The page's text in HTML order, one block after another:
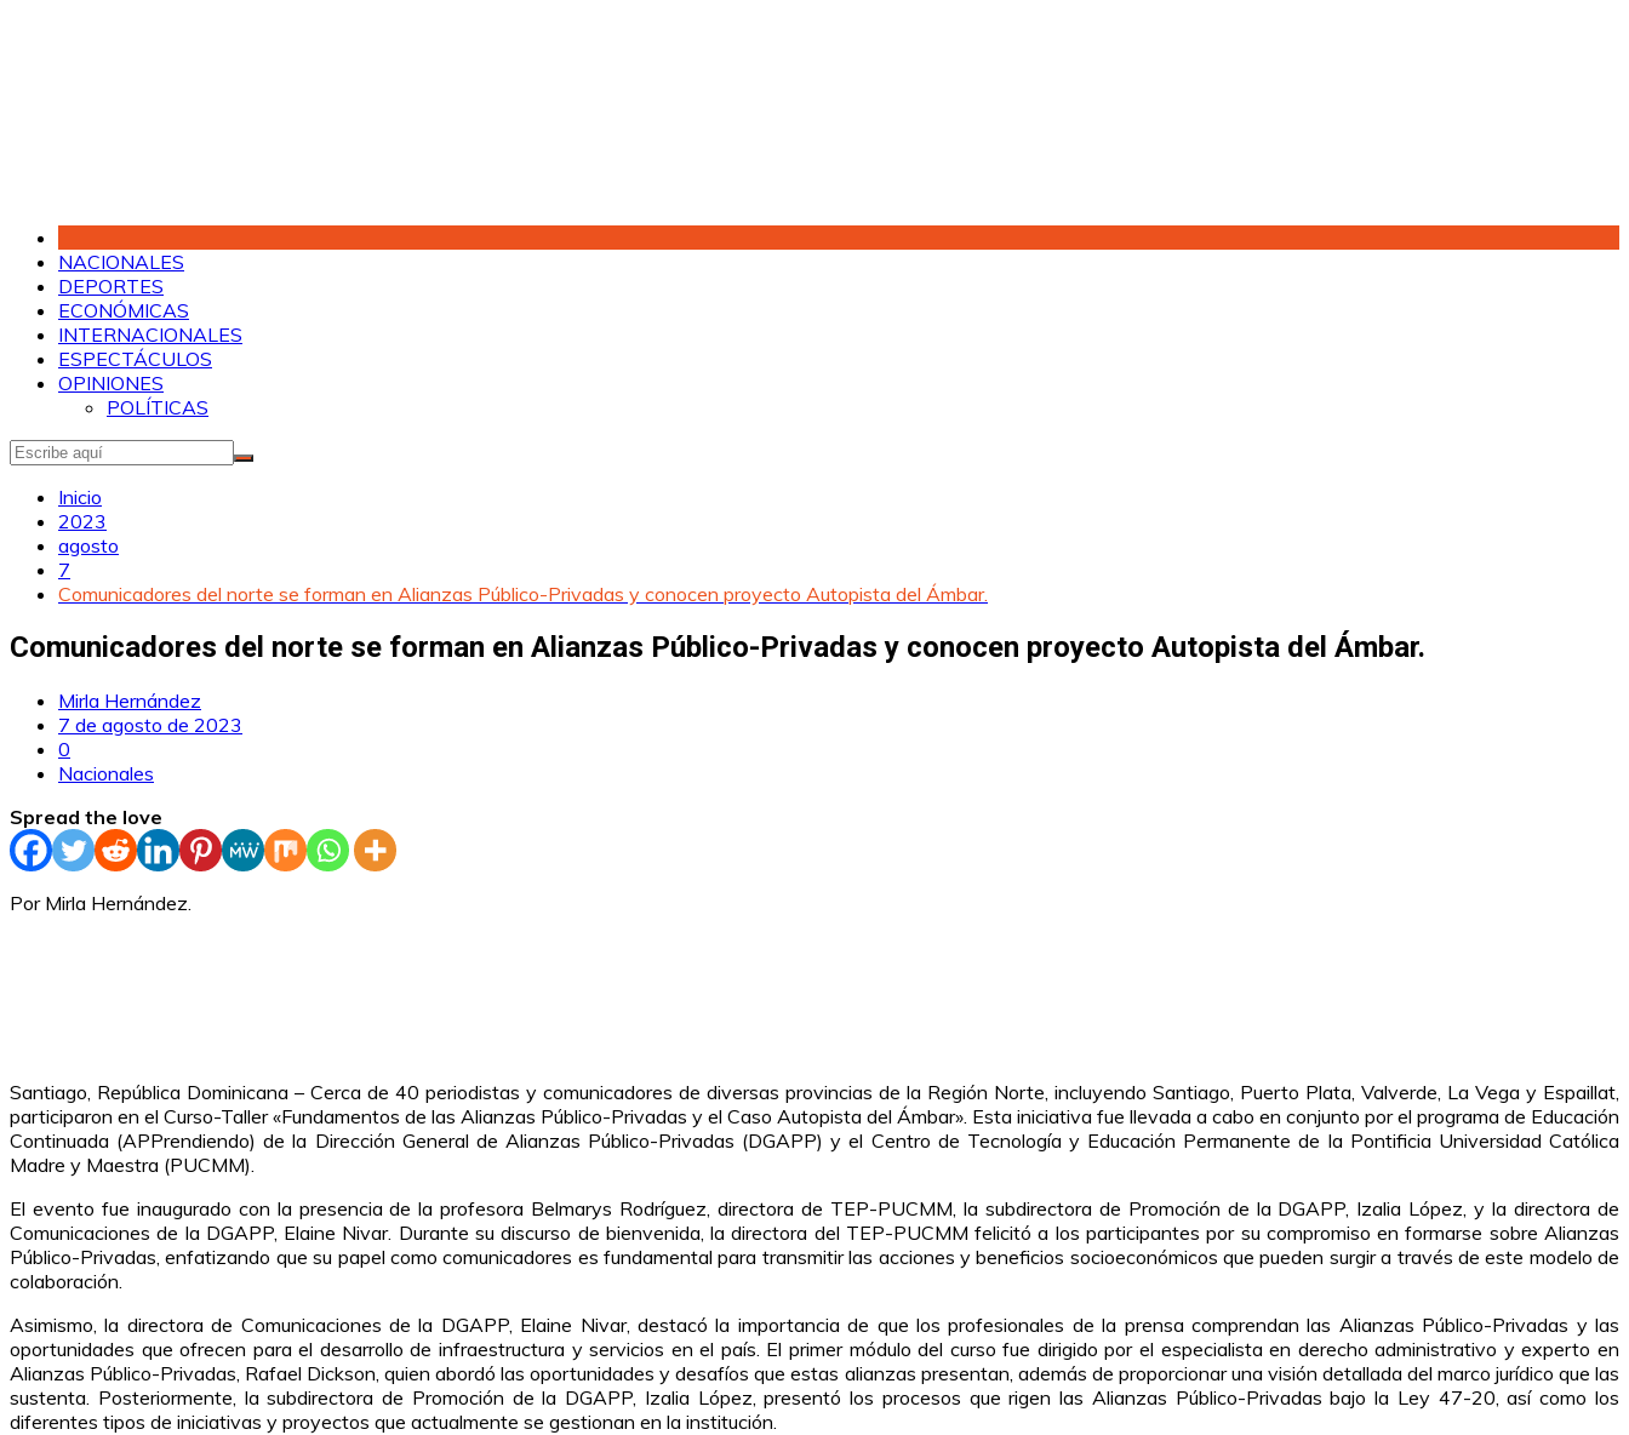
NACIONALES
DEPORTES
ECONÓMICAS
INTERNACIONALES
ESPECTÁCULOS
OPINIONES
POLÍTICAS
Inicio
2023
agosto
7
Comunicadores del norte se forman en Alianzas Público-Privadas y conocen proyecto Autopista del Ámbar.
Comunicadores del norte se forman en Alianzas Público-Privadas y conocen proyecto Autopista del Ámbar.
Mirla Hernández
7 de agosto de 2023
0
Nacionales
Spread the love
Por Mirla Hernández.
Santiago, República Dominicana – Cerca de 40 periodistas y comunicadores de diversas provincias de la Región Norte, incluyendo Santiago, Puerto Plata, Valverde, La Vega y Espaillat,
participaron en el Curso-Taller «Fundamentos de las Alianzas Público-Privadas y el Caso Autopista del Ámbar». Esta iniciativa fue llevada a cabo en conjunto por el programa de Educación
Continuada (APPrendiendo) de la Dirección General de Alianzas Público-Privadas (DGAPP) y el Centro de Tecnología y Educación Permanente de la Pontificia Universidad Católica
Madre y Maestra (PUCMM).
El evento fue inaugurado con la presencia de la profesora Belmarys Rodríguez, directora de TEP-PUCMM, la subdirectora de Promoción de la DGAPP, Izalia López, y la directora de
Comunicaciones de la DGAPP, Elaine Nivar. Durante su discurso de bienvenida, la directora del TEP-PUCMM felicitó a los participantes por su compromiso en formarse sobre Alianzas
Público-Privadas, enfatizando que su papel como comunicadores es fundamental para transmitir las acciones y beneficios socioeconómicos que pueden surgir a través de este modelo de
colaboración.
Asimismo, la directora de Comunicaciones de la DGAPP, Elaine Nivar, destacó la importancia de que los profesionales de la prensa comprendan las Alianzas Público-Privadas y las
oportunidades que ofrecen para el desarrollo de infraestructura y servicios en el país. El primer módulo del curso fue dirigido por el especialista en derecho administrativo y experto en
Alianzas Público-Privadas, Rafael Dickson, quien abordó las oportunidades y desafíos que estas alianzas presentan, además de proporcionar una visión detallada del marco jurídico que las
sustenta. Posteriormente, la subdirectora de Promoción de la DGAPP, Izalia López, presentó los procesos que rigen las Alianzas Público-Privadas bajo la Ley 47-20, así como los
diferentes tipos de iniciativas y proyectos que actualmente se gestionan en la institución.